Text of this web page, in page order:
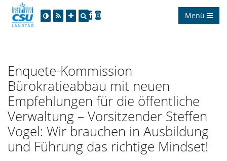
Menü
Enquete-Kommission
Bürokratieabbau mit neuen
Empfehlungen für die öffentliche
Verwaltung – Vorsitzender Steffen
Vogel: Wir brauchen in Ausbildung
und Führung das richtige Mindset!